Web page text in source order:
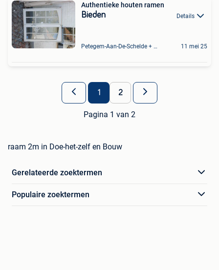
Authentieke houten ramen
Bieden Details
Petegem-Aan-De-Schelde + Deel Van Oudenaarde 11 mei 25
1 2
Pagina 1 van 2
raam 2m in Doe-het-zelf en Bouw
Gerelateerde zoektermen
Populaire zoektermen